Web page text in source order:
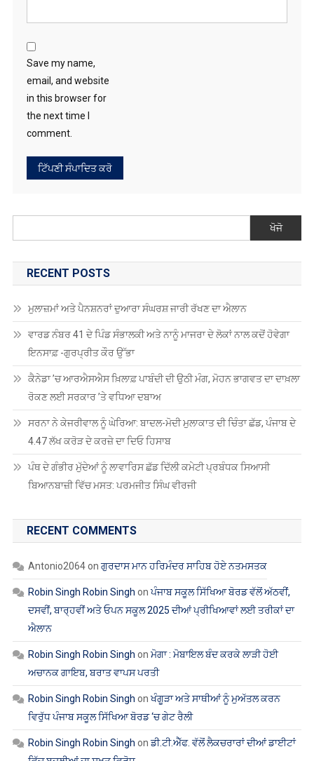
Save my name,
email, and website
in this browser for
the next time I
comment.
ਖੋਜੋ
RECENT POSTS
ਮੁਲਾਜ਼ਮਾਂ ਅਤੇ ਪੈਨਸ਼ਨਰਾਂ ਦੁਆਰਾ ਸੰਘਰਸ਼ ਜਾਰੀ ਰੱਖਣ ਦਾ ਐਲਾਨ
ਵਾਰਡ ਨੰਬਰ 41 ਦੇ ਪਿੰਡ ਸੰਭਾਲਕੀ ਅਤੇ ਨਾਨੂੰ ਮਾਜਰਾ ਦੇ ਲੋਕਾਂ ਨਾਲ ਕਦੋਂ ਹੋਵੇਗਾ
ਇਨਸਾਫ਼ -ਗੁਰਪ੍ਰੀਤ ਕੌਰ ਉੱਭਾ
ਕੈਨੇਡਾ ’ਚ ਆਰਐਸਐਸ ਖ਼ਿਲਾਫ਼ ਪਾਬੰਦੀ ਦੀ ਉਠੀ ਮੰਗ, ਮੋਹਨ ਭਾਗਵਤ ਦਾ ਦਾਖ਼ਲਾ
ਰੋਕਣ ਲਈ ਸਰਕਾਰ ’ਤੇ ਵਧਿਆ ਦਬਾਅ
ਸਰਨਾ ਨੇ ਕੇਜਰੀਵਾਲ ਨੂੰ ਘੇਰਿਆ: ਬਾਦਲ-ਮੋਦੀ ਮੁਲਾਕਾਤ ਦੀ ਚਿੰਤਾ ਛੱਡ, ਪੰਜਾਬ ਦੇ
4.47 ਲੱਖ ਕਰੋੜ ਦੇ ਕਰਜ਼ੇ ਦਾ ਦਿਓ ਹਿਸਾਬ
ਪੰਥ ਦੇ ਗੰਭੀਰ ਮੁੱਦੇਆਂ ਨੂੰ ਲਾਵਾਰਿਸ ਛੱਡ ਦਿੱਲੀ ਕਮੇਟੀ ਪ੍ਰਬੰਧਕ ਸਿਆਸੀ
ਬਿਆਨਬਾਜ਼ੀ ਵਿੱਚ ਮਸਤ: ਪਰਮਜੀਤ ਸਿੰਘ ਵੀਰਜੀ
RECENT COMMENTS
Antonio2064on ਗੁਰਦਾਸ ਮਾਨ ਹਰਿਮੰਦਰ ਸਾਹਿਬ ਹੋਏ ਨਤਮਸਤਕ
Robin Singh Robin Singh onਪੰਜਾਬ ਸਕੂਲ ਸਿੱਖਿਆ ਬੋਰਡ ਵੱਲੋਂ ਅੱਠਵੀਂ,
ਦਸਵੀਂ, ਬਾਰ੍ਹਵੀਂ ਅਤੇ ਓਪਨ ਸਕੂਲ 2025 ਦੀਆਂ ਪ੍ਰੀਖਿਆਵਾਂ ਲਈ ਤਰੀਕਾਂ ਦਾ
ਐਲਾਨ
Robin Singh Robin Singh on ਮੋਗਾ : ਮੋਬਾਇਲ ਬੰਦ ਕਰਕੇ ਲਾੜੀ ਹੋਈ
ਅਚਾਨਕ ਗਾਇਬ, ਬਰਾਤ ਵਾਪਸ ਪਰਤੀ
Robin Singh Robin Singh onਖੰਗੂੜਾ ਅਤੇ ਸਾਥੀਆਂ ਨੂੰ ਮੁਅੱਤਲ ਕਰਨ
ਵਿਰੁੱਧ ਪੰਜਾਬ ਸਕੂਲ ਸਿੱਖਿਆ ਬੋਰਡ ‘ਚ ਗੇਟ ਰੈਲੀ
Robin Singh Robin Singh onਡੀ.ਟੀ.ਐੱਫ. ਵੱਲੋਂ ਲੈਕਚਰਾਰਾਂ ਦੀਆਂ ਡਾਈਟਾਂ